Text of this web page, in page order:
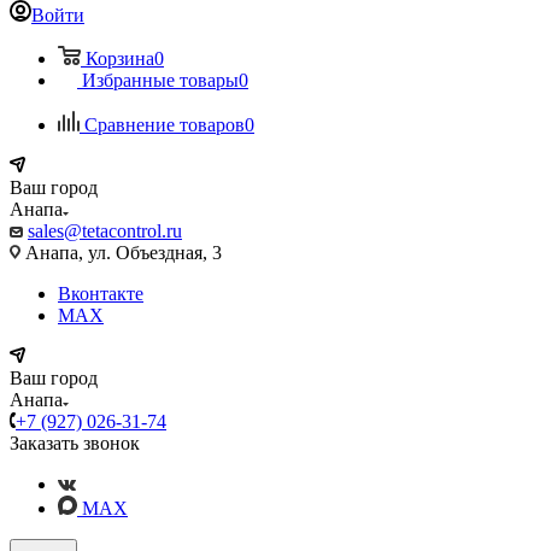
Войти
Корзина0
Избранные товары0
Сравнение товаров0
Ваш город
Анапа
sales@tetacontrol.ru
Анапа, ул. Объездная, 3
Вконтакте
MAX
Ваш город
Анапа
+7 (927) 026-31-74
Заказать звонок
MAX